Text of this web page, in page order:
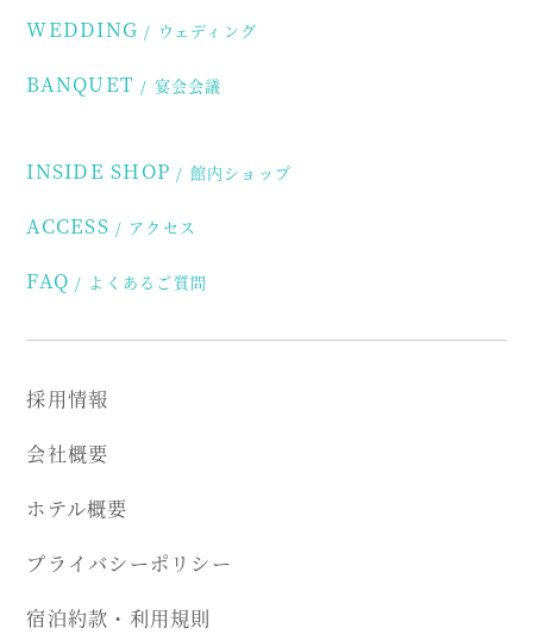
WEDDING ウェディング
BANQUET 宴会会議
INSIDE SHOP 館内ショップ
ACCESS アクセス
FAQ よくあるご質問
採用情報
会社概要
ホテル概要
プライバシーポリシー
宿泊約款・利用規則